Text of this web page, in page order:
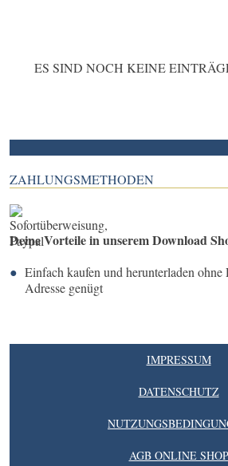
ES SIND NOCH KEINE
ZAHLUNGSMETHODEN
Deine Vorteile in unserem Download
Einfach kaufen und herunterladen
Adresse genügt
IMPRESSUM
DATENSCHUTZ
AGB ONLINE SHOP